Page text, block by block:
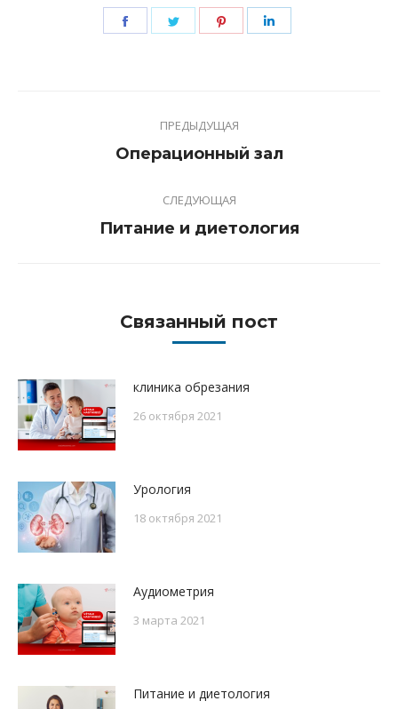
Share
Share
Share
записям
ПРЕДЫДУЩАЯ
Предыдущая
Операционный зал
СЛЕДУЮЩАЯ
Следующая
Питание и диетология
Связанный пост
клиника обрезания
26 октября 2021
Урология
18 октября 2021
Аудиометрия
3 марта 2021
Питание и диетология